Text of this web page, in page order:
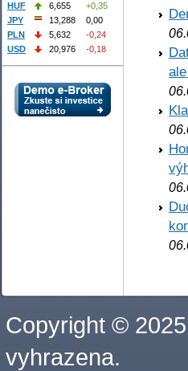
HUF
6,655
+0,35
JPY
13,288
0,00
PLN
5,632
-0,24
USD
20,976 -0,18
Copyright ©
vyhrazena.